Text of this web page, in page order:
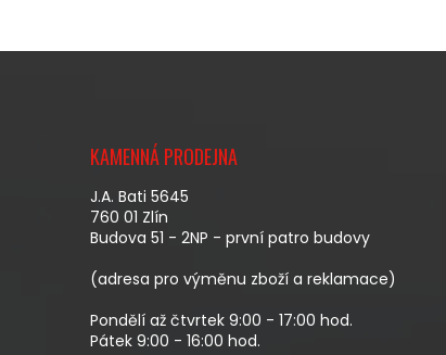
KAMENNÁ PRODEJNA
J.A. Bati 5645
760 01 Zlín
Budova 51 - 2NP - první patro budovy
(adresa pro výměnu zboží a reklamace)
Pondělí až čtvrtek 9:00 - 17:00 hod.
Pátek 9:00 - 16:00 hod.